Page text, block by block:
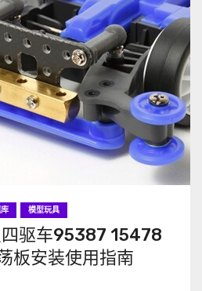
模型玩具
驱车95387 15478
板安装使用指南